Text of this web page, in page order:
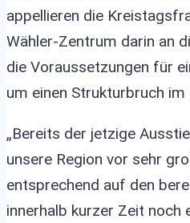
appellieren die
Wähler-Zentrum darin an
die Voraussetzungen für
um einen Strukturbruch im
„Bereits der jetzige
unsere Region vor sehr
entsprechend auf den
innerhalb kurzer Zeit noch